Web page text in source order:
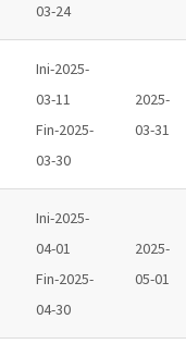
03-24
Ini-2025-
03-11
Fin-2025-
03-30
2025-
03-31
Ini-2025-
04-01
Fin-2025-
04-30
2025-
05-01